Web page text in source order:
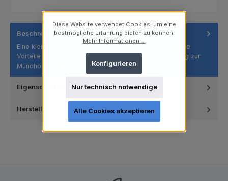
Beschreibung
Eine kleinere Version unseres beliebten Junior Cup. Alle
Vorteile des Junior Cups, jedoch mit besserem Zugang zur
Mundhöhle.…
Eigenschaften
Hersteller
Diese Website verwendet Cookies, um eine
bestmögliche Erfahrung bieten zu können.
Mehr Informationen ...
Nur technisch notwendige
Konfigurieren
Alle Cookies akzeptieren